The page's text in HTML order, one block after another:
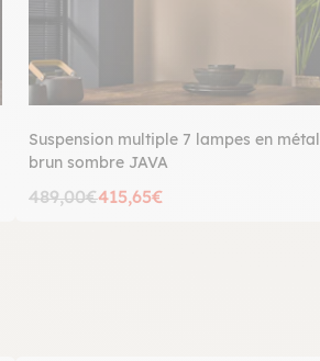
Suspension multiple 7 lampes en métal
brun sombre JAVA
489,00€415,65€